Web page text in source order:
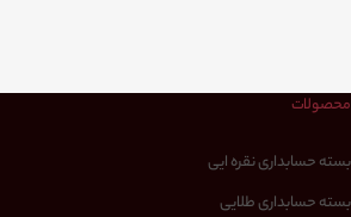
محصولات
بسته حسابداری نقره ایی
بسته حسابداری طلایی